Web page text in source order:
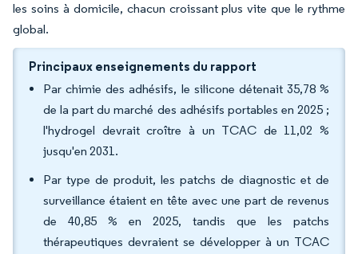
les soins à domicile, chacun croissant plus vite que le rythme
global.
Principaux enseignements du rapport
Par chimie des adhésifs, le silicone détenait 35,78 %
de la part du marché des adhésifs portables en 2025 ;
l'hydrogel devrait croître à un TCAC de 11,02 %
jusqu'en 2031.
Par type de produit, les patchs de diagnostic et de
surveillance étaient en tête avec une part de revenus
de 40,85 % en 2025, tandis que les patchs
thérapeutiques devraient se développer à un TCAC